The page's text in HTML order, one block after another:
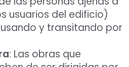
usuarios del edificio)
y transitando por
: Las obras que